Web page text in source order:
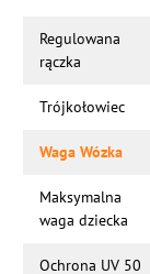
Regulowana
rączka
Trójkołowiec
Waga Wózka
Maksymalna
waga dziecka
Ochrona UV 50